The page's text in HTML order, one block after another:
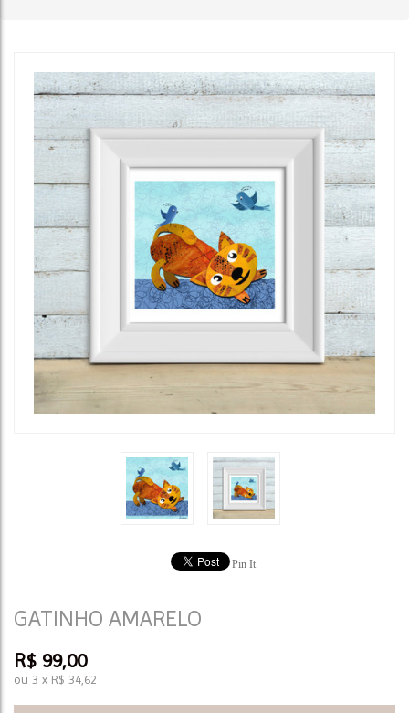
Pin It
GATINHO AMARELO
R$ 99,00
ou 3 x R$ 34,62